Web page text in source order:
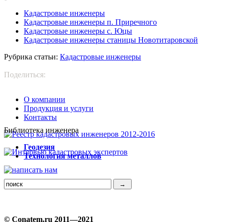
Кадастровые инженеры
Кадастровые инженеры п. Приречного
Кадастровые инженеры с. Юцы
Кадастровые инженеры станицы Новотитаровской
Рубрика статьи: Кадастровые инженеры
Поделиться:
О компании
Продукция и услуги
Контакты
Библиотека инженера
Геодезия
Технология металлов
© Conatem.ru 2011—2021